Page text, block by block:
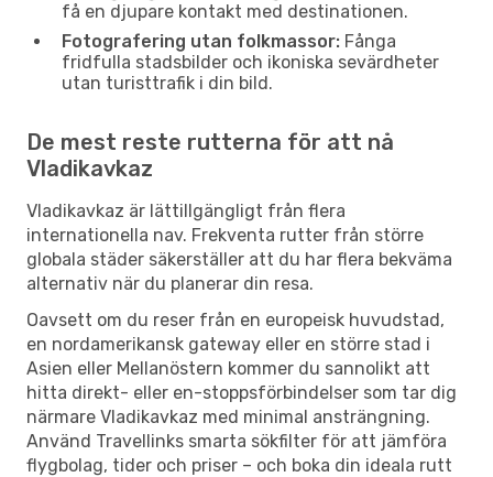
få en djupare kontakt med destinationen.
Fotografering utan folkmassor: Fånga
fridfulla stadsbilder och ikoniska sevärdheter
utan turisttrafik i din bild.
De mest reste rutterna för att nå
Vladikavkaz
Vladikavkaz är lättillgängligt från flera
internationella nav. Frekventa rutter från större
globala städer säkerställer att du har flera bekväma
alternativ när du planerar din resa.
Oavsett om du reser från en europeisk huvudstad,
en nordamerikansk gateway eller en större stad i
Asien eller Mellanöstern kommer du sannolikt att
hitta direkt- eller en-stoppsförbindelser som tar dig
närmare Vladikavkaz med minimal ansträngning.
Använd Travellinks smarta sökfilter för att jämföra
flygbolag, tider och priser – och boka din ideala rutt